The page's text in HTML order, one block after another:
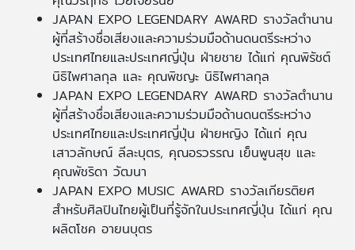
JAPAN EXPO LEGENDARY AWARD รางวัลตำนาน
ผู้ที่สร้างชื่อเสียงและความร่วมมือด้านดนตรีระหว่าง
ประเทศไทยและประเทศญี่ปุ่น ฝ่ายชาย ได้แก่ คุณพิรัชต์
นิธิไพศาลกุล และ คุณพิชญะ นิธิไพศาลกุล
JAPAN EXPO LEGENDARY AWARD รางวัลตำนาน
ผู้ที่สร้างชื่อเสียงและความร่วมมือด้านดนตรีระหว่าง
ประเทศไทยและประเทศญี่ปุ่น ฝ่ายหญิง ได้แก่ คุณ
เสาวลักษณ์ ลีละบุตร, คุณอรวรรณ เย็นพูนสุข และ
คุณพัชริดา วัฒนา
JAPAN EXPO MUSIC AWARD รางวัลเกียรติยศ
สำหรับศิลปินไทยผู้เป็นที่รู้จักในประเทศญี่ปุ่น ได้แก่ คุณ
ผลิตโชค อายนบุตร